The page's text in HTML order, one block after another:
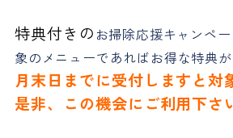
特典付きの お掃除応援キャンペ
象のメニューであればお得な特典
月末日までに受付しますと対
是非、この機会にご利用下さ